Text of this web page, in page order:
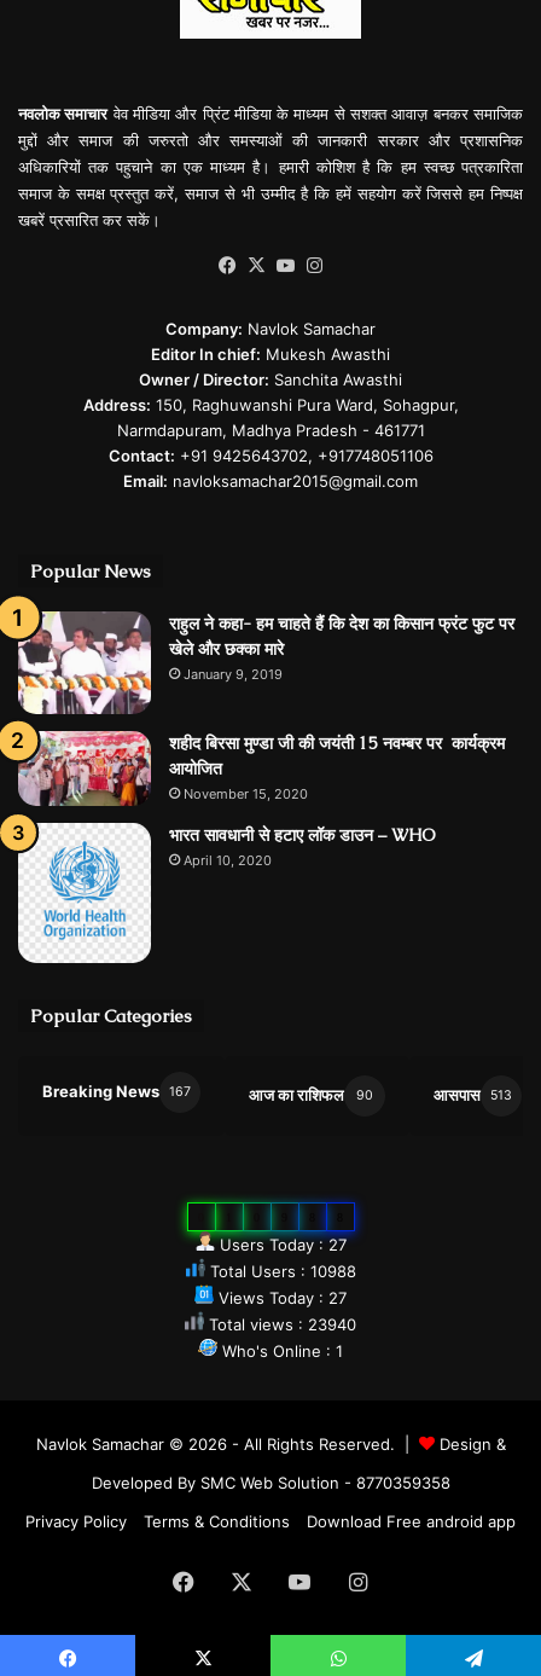
नवलोक समाचारवेव मीडिया और प्रिंट मीडिया के माध्यम से सशक्त आवाज़ बनकर समाजिक
मुद्दों और समाज की जरुरतो और समस्याओं की जानकारी सरकार और प्रशासनिक
अधिकारियों तक पहुचाने का एक माध्यम है। हमारी कोशिश है कि हम स्वच्छ पत्रकारिता
समाज के समक्ष प्रस्तुत करें, समाज से भी उम्मीद है कि हमें सहयोग करें जिससे हम निष्पक्ष
खबरें प्रसारित कर सकें।
Facebook
X YouTube
Company: Navlok Samachar
Editor In chief: Mukesh Awasthi
Owner / Director: Sanchita Awasthi
Address: 150, Raghuwanshi Pura Ward, Sohagpur,
Narmdapuram, Madhya Pradesh - 461771
Contact: +91 9425643702, +917748051106
Email: navloksamachar2015@gmail.com
Popular News
राहुल ने कहा- हम चाहते हैं कि देश का किसान फ्रंट फुट पर
खेले और छक्का मारे
January 9, 2019
शहीद बिरसा मुण्डा जी की जयंती 15 नवम्बर पर कार्यक्रम
आयोजित
November 15, 2020
भारत सावधानी से हटाए लॉक डाउन – WHO
April 10, 2020
Popular Categories
Breaking News 167 आज का राशिफल 90 आसपास 513
Users Today : 27
Total Users : 10988
Views Today : 27
Total views : 23940
Who's Online : 1
Navlok Samachar © 2026 - All Rights Reserved. |
Design &
Developed By SMC Web Solution - 8770359358
Privacy Policy
Terms & Conditions Download Free android app
Facebook YouTubeInstagram